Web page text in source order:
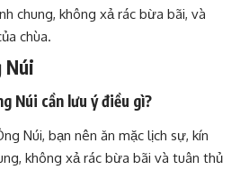
chung, không xả rác bừa bãi, và
chùa.
Núi
Núi cần lưu ý điều gì?
Núi, bạn nên ăn mặc lịch sự, kín
không xả rác bừa bãi và tuân thủ